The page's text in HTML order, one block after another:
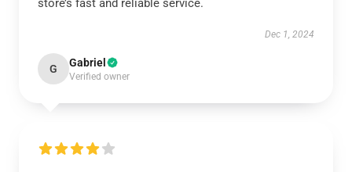
store’s fast and reliable service.
Dec 1, 2024
G Gabriel
Verified owner